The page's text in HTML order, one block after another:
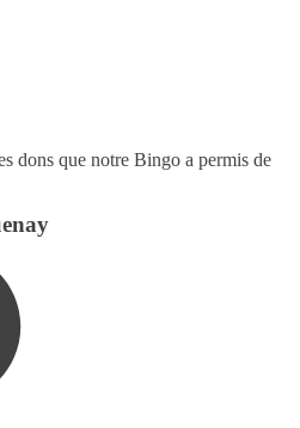
dons que notre Bingo a permis de